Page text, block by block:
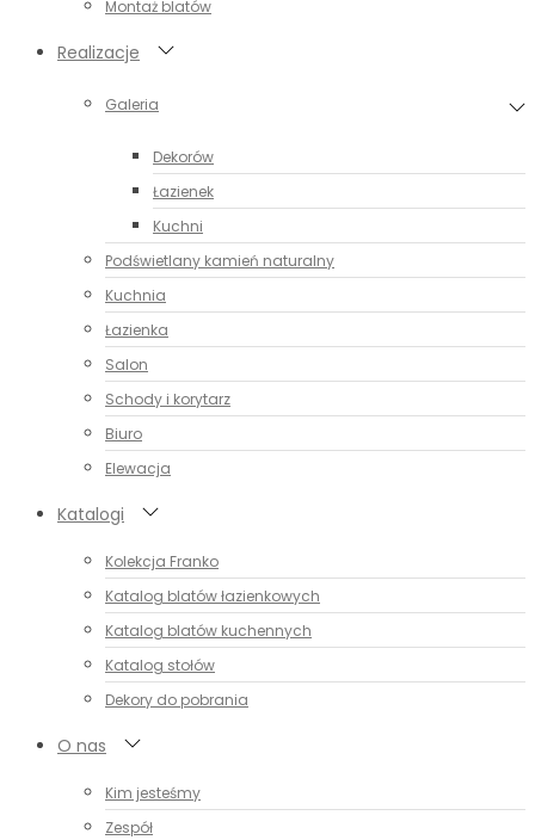
Montaż blatów
Realizacje
Galeria
Dekorów
Łazienek
Kuchni
Podświetlany kamień naturalny
Kuchnia
Łazienka
Salon
Schody i korytarz
Biuro
Elewacja
Katalogi
Kolekcja Franko
Katalog blatów łazienkowych
Katalog blatów kuchennych
Katalog stołów
Dekory do pobrania
O nas
Kim jesteśmy
Zespół